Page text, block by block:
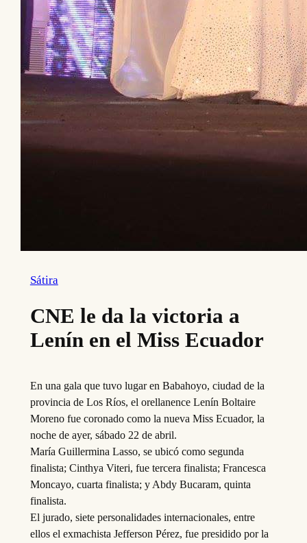
Sátira
CNE le da la victoria a
Lenín en el Miss Ecuador
En una gala que tuvo lugar en Babahoyo, ciudad de la
provincia de Los Ríos, el orellanence Lenín Boltaire
Moreno fue coronado como la nueva Miss Ecuador, la
noche de ayer, sábado 22 de abril.
María Guillermina Lasso, se ubicó como segunda
finalista; Cinthya Viteri, fue tercera finalista; Francesca
Moncayo, cuarta finalista; y Abdy Bucaram, quinta
finalista.
El jurado, siete personalidades internacionales, entre
ellos el exmachista Jefferson Pérez, fue presidido por la